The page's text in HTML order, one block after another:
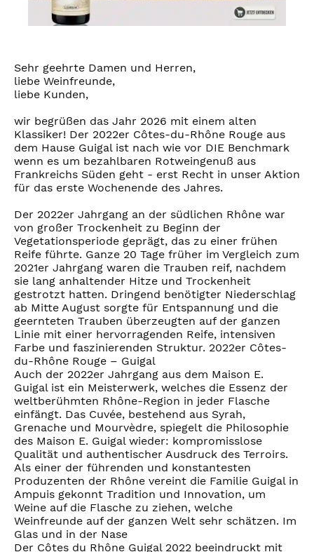
Sehr geehrte Damen und Herren,
liebe Weinfreunde,
liebe Kunden,
wir begrüßen das Jahr 2026 mit einem alten
Klassiker! Der 2022er Côtes-du-Rhône Rouge aus
dem Hause Guigal ist nach wie vor DIE Benchmark
wenn es um bezahlbaren Rotweingenuß aus
Frankreichs Süden geht - erst Recht in unser Aktion
für das erste Wochenende des Jahres.
Der 2022er Jahrgang an der südlichen Rhône war
von großer Trockenheit zu Beginn der
Vegetationsperiode geprägt, das zu einer frühen
Reife führte. Ganze 20 Tage früher im Vergleich zum
2021er Jahrgang waren die Trauben reif, nachdem
sie lang anhaltender Hitze und Trockenheit
gestrotzt hatten. Dringend benötigter Niederschlag
ab Mitte August sorgte für Entspannung und die
geernteten Trauben überzeugten auf der ganzen
Linie mit einer hervorragenden Reife, intensiven
Farbe und faszinierenden Struktur. 2022er Côtes-
du-Rhône Rouge – Guigal
Auch der 2022er Jahrgang aus dem Maison E.
Guigal ist ein Meisterwerk, welches die Essenz der
weltberühmten Rhône-Region in jeder Flasche
einfängt. Das Cuvée, bestehend aus Syrah,
Grenache und Mourvèdre, spiegelt die Philosophie
des Maison E. Guigal wieder: kompromisslose
Qualität und authentischer Ausdruck des Terroirs.
Als einer der führenden und konstantesten
Produzenten der Rhône vereint die Familie Guigal in
Ampuis gekonnt Tradition und Innovation, um
Weine auf die Flasche zu ziehen, welche
Weinfreunde auf der ganzen Welt sehr schätzen. Im
Glas und in der Nase
Der Côtes du Rhône Guigal 2022 beeindruckt mit